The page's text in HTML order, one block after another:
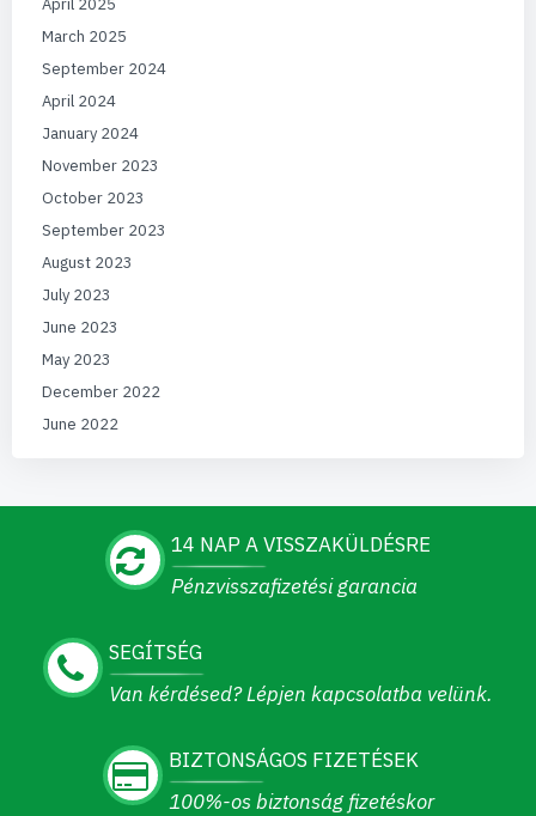
March 2025
September 2024
April 2024
January 2024
November 2023
October 2023
September 2023
August 2023
July 2023
June 2023
May 2023
December 2022
June 2022
14 NAP A VISSZAKÜLDÉSRE
Pénzvisszafizetési garancia
SEGÍTSÉG
Van kérdésed? Lépjen kapcsolatba velünk.
BIZTONSÁGOS FIZETÉSEK
100%-os biztonság fizetéskor